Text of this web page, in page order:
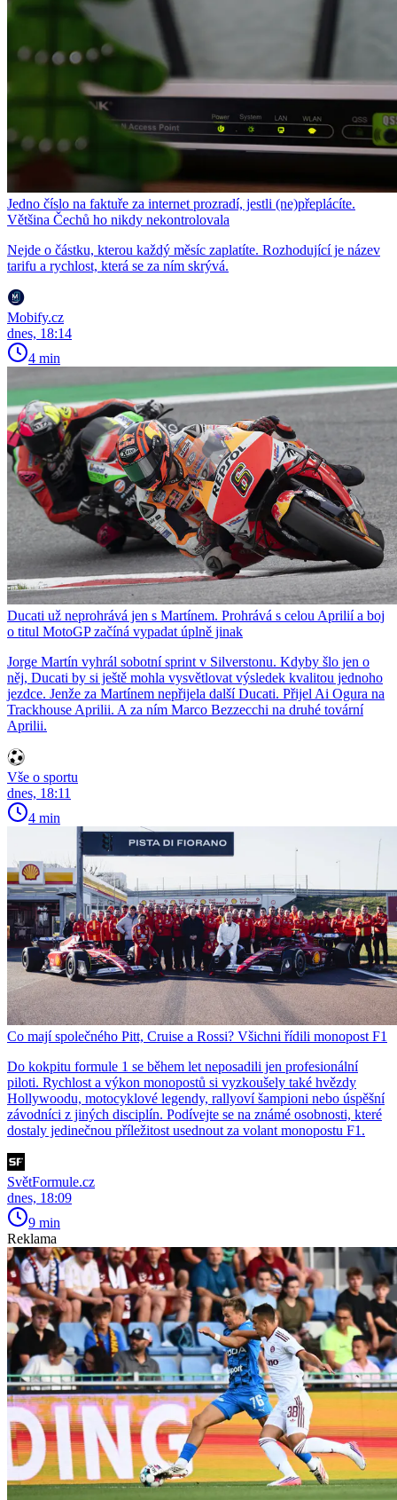
Jedno číslo na faktuře za internet prozradí, jestli (ne)přeplácíte.
Většina Čechů ho nikdy nekontrolovala
Nejde o částku, kterou každý měsíc zaplatíte. Rozhodující je název
tarifu a rychlost, která se za ním skrývá.
Mobify.cz
dnes, 18:14
4 min
Ducati už neprohrává jen s Martínem. Prohrává s celou Aprilií a boj
o titul MotoGP začíná vypadat úplně jinak
Jorge Martín vyhrál sobotní sprint v Silverstonu. Kdyby šlo jen o
něj, Ducati by si ještě mohla vysvětlovat výsledek kvalitou jednoho
jezdce. Jenže za Martínem nepřijela další Ducati. Přijel Ai Ogura na
Trackhouse Aprilii. A za ním Marco Bezzecchi na druhé tovární
Aprilii.
Vše o sportu
dnes, 18:11
4 min
Co mají společného Pitt, Cruise a Rossi? Všichni řídili monopost F1
Do kokpitu formule 1 se během let neposadili jen profesionální
piloti. Rychlost a výkon monopostů si vyzkoušely také hvězdy
Hollywoodu, motocyklové legendy, rallyoví šampioni nebo úspěšní
závodníci z jiných disciplín. Podívejte se na známé osobnosti, které
dostaly jedinečnou příležitost usednout za volant monopostu F1.
SvětFormule.cz
dnes, 18:09
9 min
Reklama